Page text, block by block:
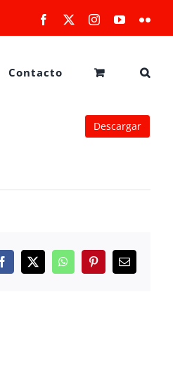
Facebook InstagramYouTube
Contacto
Descargar
Facebook
X WhatsAppPinterestCorreo
electrónico